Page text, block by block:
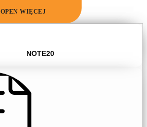
OPEN WIĘCEJ
NOTE20